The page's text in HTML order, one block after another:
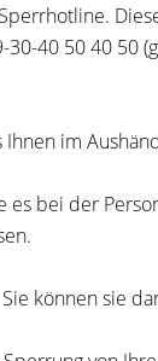
40 50 40 50
im
bei der
können sie